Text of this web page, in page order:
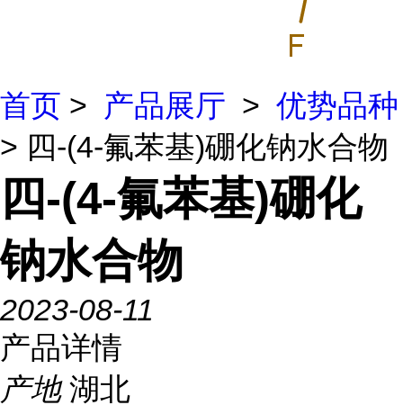
首页 > 产品展厅 > 优势品种
> 四-(4-氟苯基)硼化钠水合物
四-(4-氟苯基)硼化
钠水合物
2023-08-11
产品详情
产地 湖北